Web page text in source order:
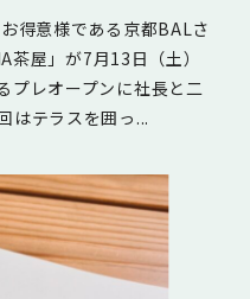
得意様である京都BALさ
屋」が7月13日（土）
プレオープンに社長と二
はテラスを囲っ...